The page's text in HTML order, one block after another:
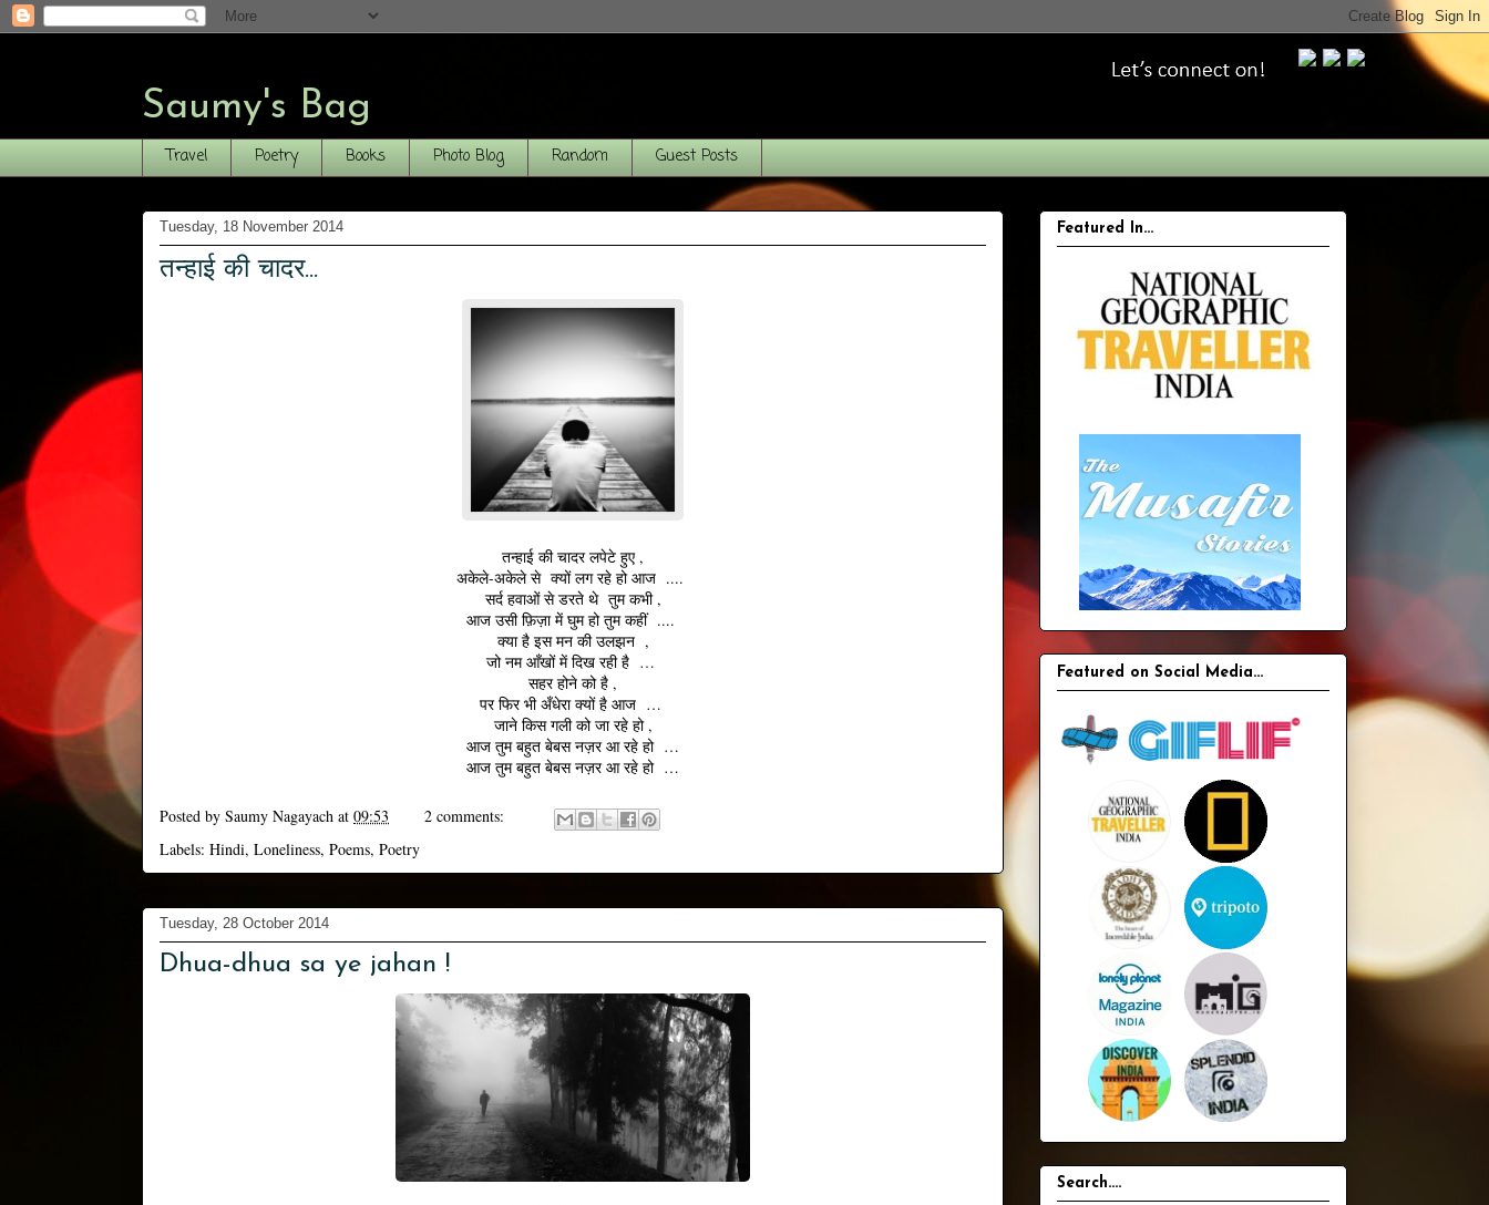
Saumy's Bag
Travel Poetry Books Photo Blog Random Guest Posts
Tuesday, 18 November 2014
तन्हाई की चादर...
तन्हाई की चादर लपेटे हुए ,
अकेले-अकेले से क्यों लग रहे हो आज ....
सर्द हवाओं से डरते थे तुम कभी ,
आज उसी फ़िज़ा में घुम हो तुम कहीं ....
क्या है इस मन की उलझन ,
जो नम आँखों में दिख रही है …
सहर होने को है ,
पर फिर भी अँधेरा क्यों है आज …
जाने किस गली को जा रहे हो ,
आज तुम बहुत बेबस नज़र आ रहे हो …
आज तुम बहुत बेबस नज़र आ रहे हो …
Posted by Saumy Nagayach at 09:53
2 comments:
Labels: Hindi, Loneliness, Poems, Poetry
Tuesday, 28 October 2014
Dhua-dhua sa ye jahan !
Featured In...
Featured on Social Media...
Search....